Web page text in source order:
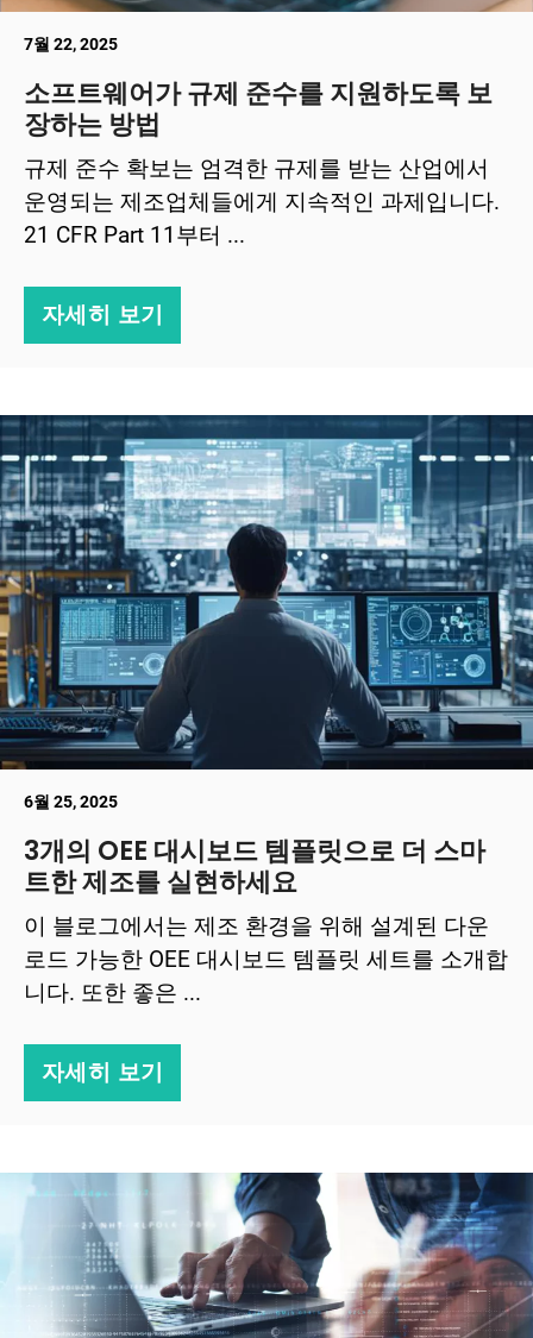
7월 22, 2025
소프트웨어가 규제 준수를 지원하도록 보
장하는 방법
규제 준수 확보는 엄격한 규제를 받는 산업에서
운영되는 제조업체들에게 지속적인 과제입니다.
21 CFR Part 11부터 ...
자세히 보기
6월 25, 2025
3개의 OEE 대시보드 템플릿으로 더 스마
트한 제조를 실현하세요
이 블로그에서는 제조 환경을 위해 설계된 다운
로드 가능한 OEE 대시보드 템플릿 세트를 소개합
니다. 또한 좋은 ...
자세히 보기